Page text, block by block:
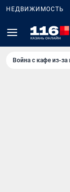
НЕДВИЖИМОСТЬ
Война с кафе из-